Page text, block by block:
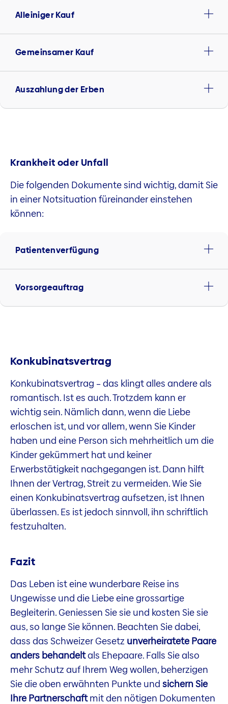
Alleiniger Kauf
Gemeinsamer Kauf
Auszahlung der Erben
Krankheit oder Unfall
Die folgenden Dokumente sind wichtig, damit Sie
in einer Notsituation füreinander einstehen
können:
Patientenverfügung
Vorsorgeauftrag
Konkubinatsvertrag
Konkubinatsvertrag – das klingt alles andere als
romantisch. Ist es auch. Trotzdem kann er
wichtig sein. Nämlich dann, wenn die Liebe
erloschen ist, und vor allem, wenn Sie Kinder
haben und eine Person sich mehrheitlich um die
Kinder gekümmert hat und keiner
Erwerbstätigkeit nachgegangen ist. Dann hilft
Ihnen der Vertrag, Streit zu vermeiden. Wie Sie
einen Konkubinatsvertrag aufsetzen, ist Ihnen
überlassen. Es ist jedoch sinnvoll, ihn schriftlich
festzuhalten.
Fazit
Das Leben ist eine wunderbare Reise ins
Ungewisse und die Liebe eine grossartige
Begleiterin. Geniessen Sie sie und kosten Sie sie
aus, so lange Sie können. Beachten Sie dabei,
dass das Schweizer Gesetz unverheiratete Paare
anders behandeltals Ehepaare. Falls Sie also
mehr Schutz auf Ihrem Weg wollen, beherzigen
Sie die oben erwähnten Punkte und sichern Sie
Ihre Partnerschaftmit den nötigen Dokumenten